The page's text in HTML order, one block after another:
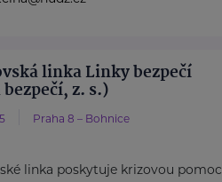
linka Linky bezpečí
z. s.)
Praha 8 – Bohnice
linka poskytuje krizovou pomoc